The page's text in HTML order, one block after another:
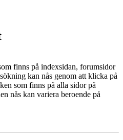
finns på indexsidan, forumsidor
kan nås genom att klicka på
som finns på alla sidor på
nås kan variera beroende på